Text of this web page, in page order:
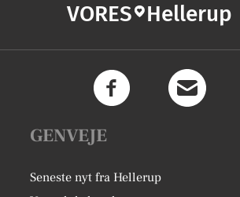
VORES Hellerup
GENVEJE
Seneste nyt fra Hellerup